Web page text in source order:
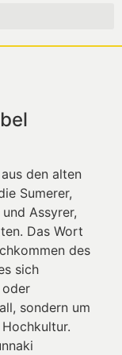
den alten
Sumerer,
Assyrer,
Das Wort
des
sich
sondern um